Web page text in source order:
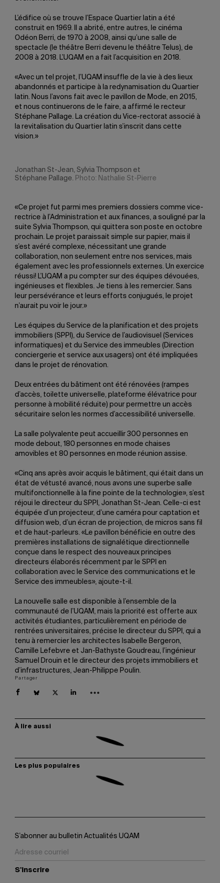
L’édifice où se trouve l’Espace Quartier latin a été
construit en 1969. Il a abrité, entre autres, le cinéma
Odéon Berri, de 1970 à 2008, ainsi qu’une salle de
spectacle (le théâtre Berri devenu le théâtre Telus), de
2008 à 2018. L’UQAM en a fait l’acquisition en 2018.
«Avec un tel projet, l’UQAM insuffle de la vie à des lieux
abandonnés et participe à la redynamisation du Quartier
latin. Nous l’avons fait avec le pavillon de Mode, en 2015,
et nous continuerons de le faire, a affirmé le recteur
Stéphane Pallage. La création du Vice-rectorat associé à
la revitalisation du Quartier latin s’inscrit dans cette
vision.»
Jonathan St-Jean, Sylvia Thompson et
Stéphane Pallage. Photo: Nathalie St-Pierre
«Ce projet fut parmi mes premiers dossiers comme vice-
rectrice à l’Administration et aux finances, a souligné par la
suite Sylvia Thompson, qui quittera son poste en octobre
prochain. Le projet paraissait simple sur papier, mais il
s’est avéré complexe, nécessitant une grande
collaboration, non seulement entre nos services, mais
également avec les professionnels externes. Un exercice
réussi! L’UQAM a pu compter sur des équipes dévouées,
ingénieuses et flexibles. Je tiens à les remercier. Sans
leur persévérance et leurs efforts conjugués, le projet
n’aurait pu voir le jour.»
Les équipes du Service de la planification et des projets
immobiliers (SPPI), du Service de l’audiovisuel (Services
informatiques) et du Service des immeubles (Direction
conciergerie et service aux usagers) ont été impliquées
dans le projet de rénovation.
Deux entrées du bâtiment ont été rénovées (rampes
d’accès, toilette universelle, plateforme élévatrice pour
personne à mobilité réduite) pour permettre un accès
sécuritaire selon les normes d’accessibilité universelle.
La salle polyvalente peut accueillir 300 personnes en
mode debout, 180 personnes en mode chaises
amovibles et 80 personnes en mode réunion assise.
«Cinq ans après avoir acquis le bâtiment, qui était dans un
état de vétusté avancé, nous avons une superbe salle
multifonctionnelle à la fine pointe de la technologie», s’est
réjoui le directeur du SPPI, Jonathan St-Jean. Celle-ci est
équipée d’un projecteur, d’une caméra pour captation et
diffusion web, d’un écran de projection, de micros sans fil
et de haut-parleurs. «Le pavillon bénéficie en outre des
premières installations de signalétique directionnelle
conçue dans le respect des nouveaux principes
directeurs élaborés récemment par le SPPI en
collaboration avec le Service des communications et le
Service des immeubles», ajoute-t-il.
La nouvelle salle est disponible à l’ensemble de la
communauté de l’UQAM, mais la priorité est offerte aux
activités étudiantes, particulièrement en période de
rentrées universitaires, précise le directeur du SPPI, qui a
tenu à remercier les architectes Isabelle Bergeron,
Camille Lefebvre et Jan-Bathyste Goudreau, l’ingénieur
Samuel Drouin et le directeur des projets immobiliers et
d’infrastructures, Jean-Philippe Poulin.
Partager
À lire aussi
Les plus populaires
S’abonner au bulletin Actualités UQAM
S'inscrire